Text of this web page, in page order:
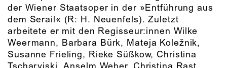
der Wiener Staatsoper in der »Entführung aus
dem Serail« (R: H. Neuenfels). Zuletzt
arbeitete er mit den Regisseur:innen Wilke
Weermann, Barbara Bürk, Mateja Koležnik,
Susanne Frieling, Rieke Süßkow, Christina